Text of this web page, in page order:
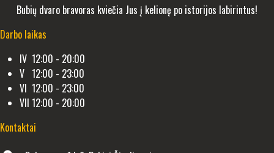
Bubių dvaro bravoras kviečia Jus į kelionę po istorijos labirintus!
Darbo laikas
IV 12:00 - 20:00
V 12:00 - 23:00
VI 12:00 - 23:00
VII 12:00 - 20:00
Kontaktai